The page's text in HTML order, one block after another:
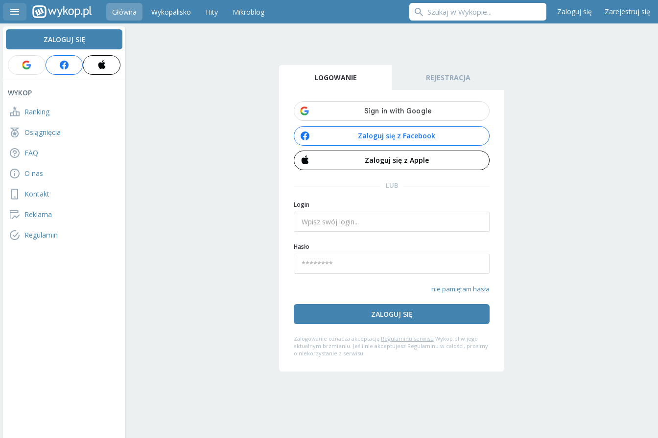
Główna Wykopalisko Hity Mikroblog Zaloguj się Zarejestruj się
ZALOGUJ SIĘ
WYKOP
Ranking
Osiągnięcia
FAQ
O nas
Kontakt
Reklama
Regulamin
LOGOWANIE REJESTRACJA
Zaloguj się z Facebook
Zaloguj się z Apple
LUB
Login
Hasło
nie pamiętam hasła
ZALOGUJ SIĘ
Zalogowanie oznacza akceptację Regulaminu serwisu Wykop.pl w jego
aktualnym brzmieniu. Jeśli nie akceptujesz Regulaminu w całości, prosimy
o niekorzystanie z serwisu.